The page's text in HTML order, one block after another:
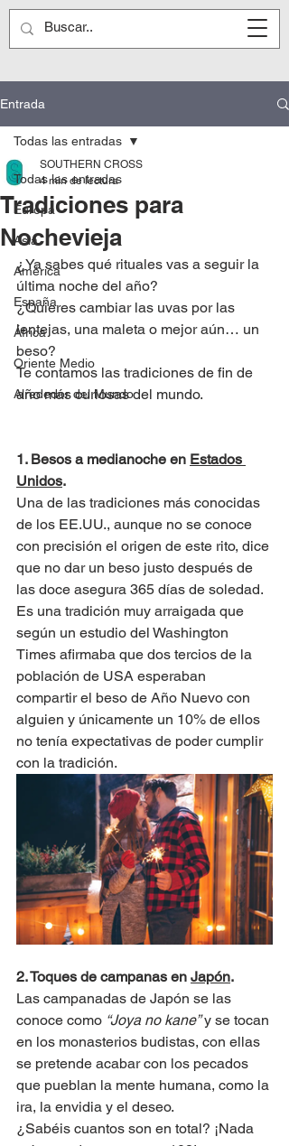
Entrada
Todas las entradas
Europa
Asia
América
España
África
Oriente Medio
Alrededor del Mundo
Todas las entradas
Tradiciones para
Nochevieja
SOUTHERN CROSS
4 min de lectura
¿Ya sabes qué rituales vas a seguir la
última noche del año?
¿Quieres cambiar las uvas por las
lentejas, una maleta o mejor aún… un
beso?
Te contamos las tradiciones de fin de
año más curiosas del mundo.
1. Besos a medianoche en Estados
Unidos.
Una de las tradiciones más conocidas
de los EE.UU., aunque no se conoce
con precisión el origen de este rito, dice
que no dar un beso justo después de
las doce asegura 365 días de soledad.
Es una tradición muy arraigada que
según un estudio del Washington
Times afirmaba que dos tercios de la
población de USA esperaban
compartir el beso de Año Nuevo con
alguien y únicamente un 10% de ellos
no tenía expectativas de poder cumplir
con la tradición.
2. Toques de campanas en Japón.
Las campanadas de Japón se las
conoce como “Joya no kane” y se tocan
en los monasterios budistas, con ellas
se pretende acabar con los pecados
que pueblan la mente humana, como la
ira, la envidia y el deseo.
¿Sabéis cuantos son en total? ¡Nada